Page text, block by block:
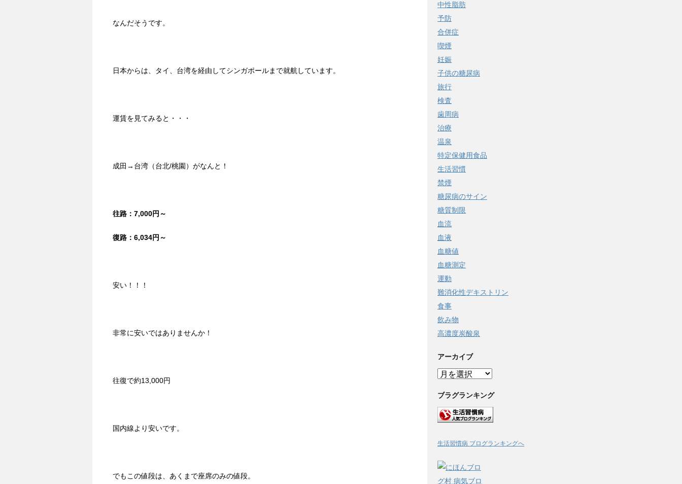
なんだそうです。
日本からは、タイ、台湾を経由してシンガポールまで就航しています。
運賃を見てみると・・・
成田→台湾（台北/桃園）がなんと！
往路：7,000円～
復路：6,034円～
安い！！！
非常に安いではありませんか！
往復で約13,000円
国内線より安いです。
でもこの値段は、あくまで座席のみの値段。
中性脂肪
予防
合併症
喫煙
妊娠
子供の糖尿病
旅行
検査
歯周病
治療
温泉
特定保健用食品
生活習慣
禁煙
糖尿病のサイン
糖質制限
血流
血液
血糖値
血糖測定
運動
難消化性デキストリン
食事
飲み物
高濃度炭酸泉
アーカイブ
ア
カ
ブ
ブラグランキング
生活習慣病 ブログランキングへ